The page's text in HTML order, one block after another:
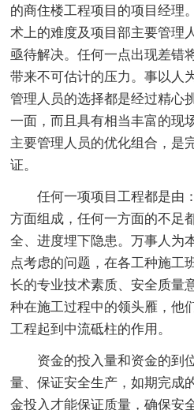
的商住楼工程项目的项目经理
术上的难度及项目部主要管理
亟待解决。任何一点出现差错
带来不可估计的压力。事以人
管理人员的选择都是经过精心
一面，而且具有相当丰富的现
主要管理人员的优化组合，是
证。
任何一项项目工程都是由
方面组成，任何一方面的不足
全、进度埋下隐患。万事人为
点考虑的问题，在各工种施工
长的专业技术素质、安全质量
种在施工过程中的领头雁，他
工程起到中流砥柱的作用。
资金的投入量和资金的到
量、保证安全生产，如期完成
金投入才能保证质量，确保安